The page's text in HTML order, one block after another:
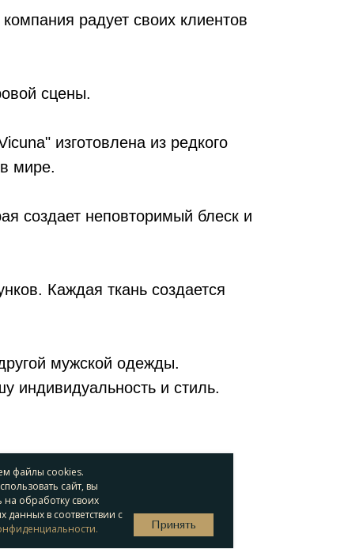
радует своих клиентов
сцены.
изготовлена из редкого
мире.
создает неповторимый блеск и
Каждая ткань создается
мужской одежды.
индивидуальность и стиль.
одежды в мире. Она была
файлы cookies.
сайт, вы
на обработку своих
данных в соответствии с
Принять